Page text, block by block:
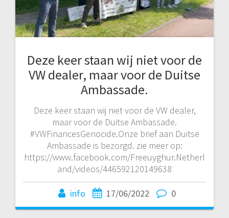
Deze keer staan wij niet voor de
VW dealer, maar voor de Duitse
Ambassade.
Deze keer staan wij niet voor de VW dealer,
maar voor de Duitse Ambassade.
#VWFinancesGenocide.Onze brief aan Duitse
Ambassade is bezorgd. zie meer op:
https://www.facebook.com/Freeuyghur.Netherl
and/videos/446592120149638
info 17/06/2022 0